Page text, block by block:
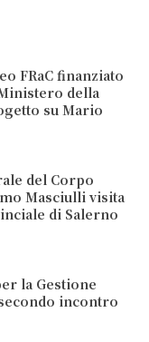
FRaC finanziato
della
su Mario
del Corpo
Masciulli visita
di Salerno
la Gestione
incontro